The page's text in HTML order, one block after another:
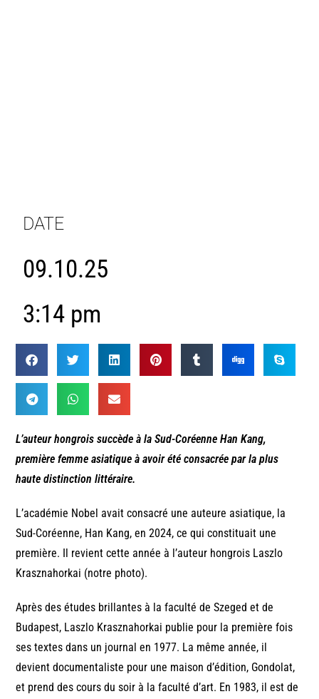
DATE
09.10.25
3:14 pm
L’auteur hongrois succède à la Sud-Coréenne Han Kang,
première femme asiatique à avoir été consacrée par la plus
haute distinction littéraire.
L’académie Nobel avait consacré une auteure asiatique, la
Sud-Coréenne, Han Kang, en 2024, ce qui constituait une
première. Il revient cette année à l’auteur hongrois Laszlo
Krasznahorkai (notre photo).
Après des études brillantes à la faculté de Szeged et de
Budapest, Laszlo Krasznahorkai publie pour la première fois
ses textes dans un journal en 1977. La même année, il
devient documentaliste pour une maison d’édition, Gondolat,
et prend des cours du soir à la faculté d’art. En 1983, il est de